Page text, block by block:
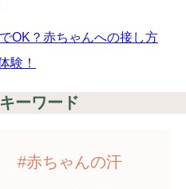
OK？赤ちゃんへの接し方
験！
ーワード
#赤ちゃんの汗